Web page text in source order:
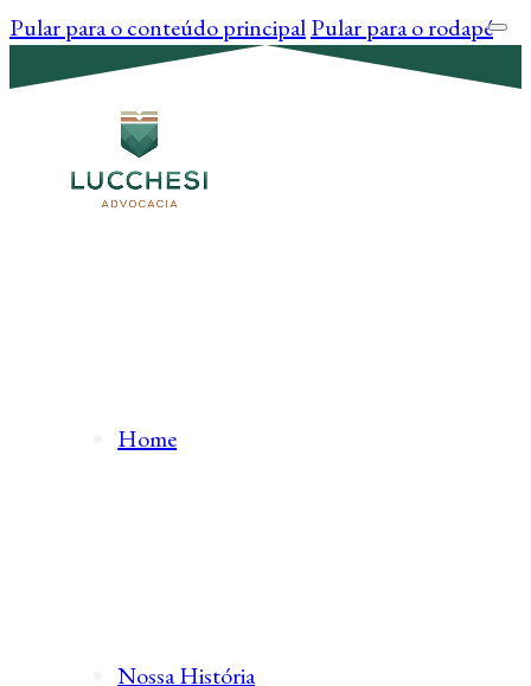
Pular para o conteúdo principalPular para o rodapé
Home
Nossa História